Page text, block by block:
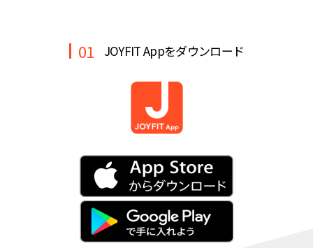
よくあるご質問 店舗へのお問い合わせ
01 JOYFIT Appをダウンロード